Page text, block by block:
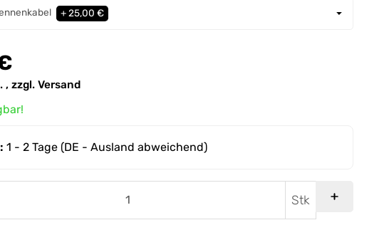
+ 25,00 €
, zzgl. Versand
1 - 2 Tage (DE - Ausland abweichend)
Stk